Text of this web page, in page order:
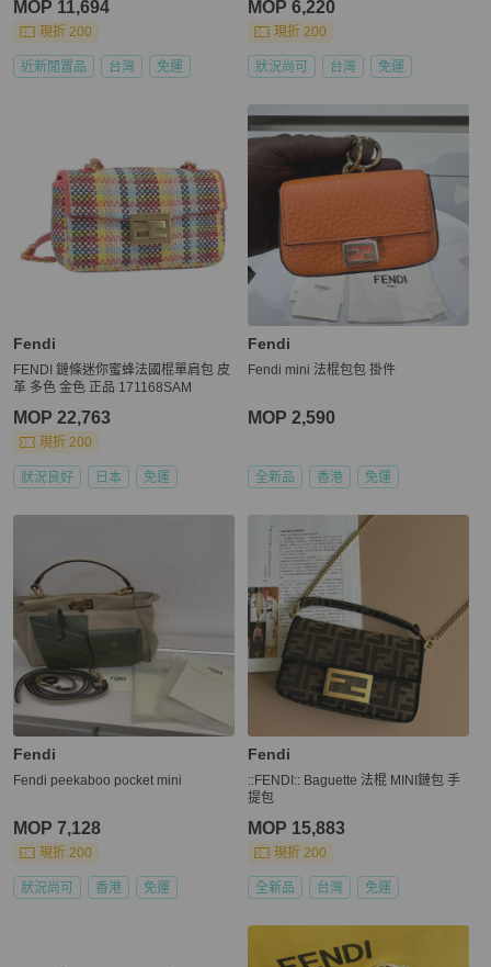
MOP 11,694
現折 200
近新閒置品 台灣 免運
MOP 6,220
現折 200
狀況尚可 台灣 免運
Fendi
FENDI 鏈條迷你蜜蜂法國棍單肩包 皮
革 多色 金色 正品 171168SAM
MOP 22,763
現折 200
狀況良好 日本 免運
Fendi
Fendi mini 法棍包包 掛件
MOP 2,590
全新品 香港 免運
Fendi
Fendi peekaboo pocket mini
MOP 7,128
現折 200
狀況尚可 香港 免運
Fendi
::FENDI:: Baguette 法棍 MINI鏈包 手
提包
MOP 15,883
現折 200
全新品 台灣 免運